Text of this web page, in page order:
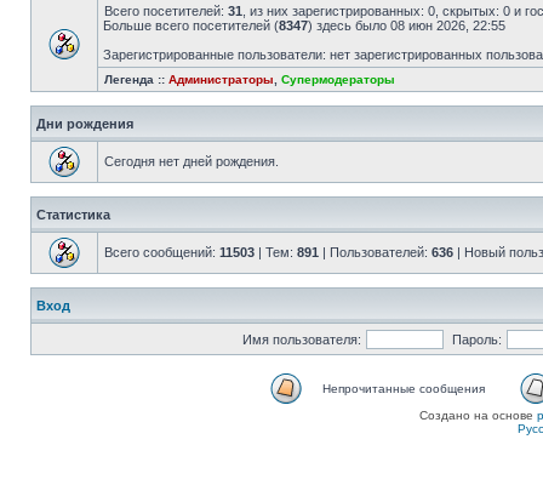
Всего посетителей: 31 , из них зарегистрированных: 0, скрытых: 0 и
Больше всего посетителей (8347) здесь было 08 июн 2026, 22:55
Зарегистрированные пользователи: нет зарегистрированных
Легенда :: Администраторы Супермодераторы
Дни рождения
Сегодня нет дней рождения.
Статистика
Всего сообщений: 11503 | Тем: 891 | Пользователей: 636 | Новый
Вход
Имя пользователя: Пароль:
Непрочитанные сообщения
Создано на основе